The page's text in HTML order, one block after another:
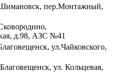
пер.Монтажный,
д.98, АЗС №41
ул.Чайковского,
ул. Кольцевая,